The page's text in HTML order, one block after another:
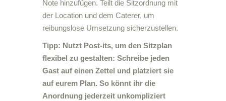
Note hinzufügen. Teilt die Sitzordnung mit
der Location und dem Caterer, um
reibungslose Umsetzung sicherzustellen.
Tipp: Nutzt Post-its, um den Sitzplan
flexibel zu gestalten: Schreibe jeden
Gast auf einen Zettel und platziert sie
auf eurem Plan. So könnt ihr die
Anordnung jederzeit unkompliziert